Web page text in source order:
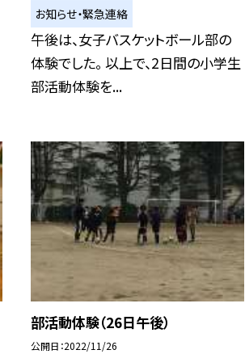
お知らせ・緊急連絡
午後は、女子バスケットボール部の
体験でした。 以上で、2日間の小学生
部活動体験を...
部活動体験（26日午後）
公開日 2022/11/26